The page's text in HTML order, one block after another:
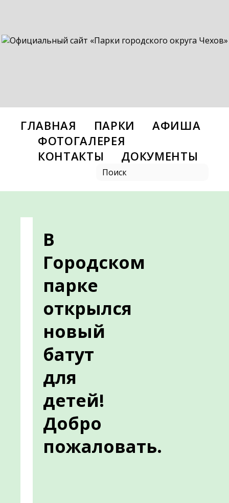
ГЛАВНАЯ ПАРКИ
АФИША
ФОТОГАЛЕРЕЯ
КОНТАКТЫ
ДОКУМЕНТЫ
В
Городском
парке
открылся
новый
батут
для
детей!
Добро
пожаловать.